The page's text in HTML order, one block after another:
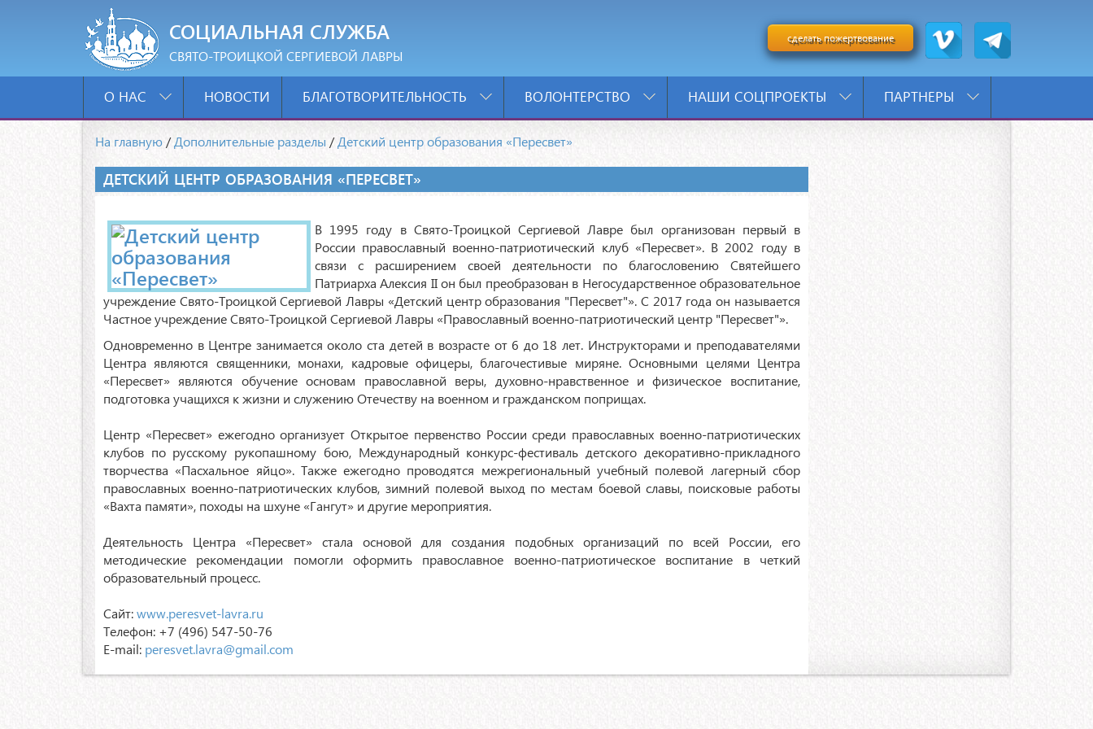
СОЦИАЛЬНАЯ СЛУЖБА
СВЯТО-ТРОИЦКОЙ СЕРГИЕВОЙ ЛАВРЫ
сделать пожертвование
О НАС НОВОСТИ БЛАГОТВОРИТЕЛЬНОСТЬ ВОЛОНТЕРСТВО НАШИ СОЦПРОЕКТЫ ПАРТНЕРЫ
На главную /Дополнительные разделы /Детский центр образования «Пересвет»
ДЕТСКИЙ ЦЕНТР ОБРАЗОВАНИЯ «ПЕРЕСВЕТ»
В 1995 году в Свято-Троицкой Сергиевой Лавре был организован первый в
России православный военно-патриотический клуб «Пересвет». В 2002 году в
связи с расширением своей деятельности по благословению Святейшего
Патриарха Алексия II он был преобразован в Негосударственное образовательное
учреждение Свято-Троицкой Сергиевой Лавры «Детский центр образования "Пересвет"». С 2017 года он называется
Частное учреждение Свято-Троицкой Сергиевой Лавры «Православный военно-патриотический центр "Пересвет"».
Одновременно в Центре занимается около ста детей в возрасте от 6 до 18 лет. Инструкторами и преподавателями
Центра являются священники, монахи, кадровые офицеры, благочестивые миряне. Основными целями Центра
«Пересвет» являются обучение основам православной веры, духовно-нравственное и физическое воспитание,
подготовка учащихся к жизни и служению Отечеству на военном и гражданском поприщах.
Центр «Пересвет» ежегодно организует Открытое первенство России среди православных военно-патриотических
клубов по русскому рукопашному бою, Международный конкурс-фестиваль детского декоративно-прикладного
творчества «Пасхальное яйцо». Также ежегодно проводятся межрегиональный учебный полевой лагерный сбор
православных военно-патриотических клубов, зимний полевой выход по местам боевой славы, поисковые работы
«Вахта памяти», походы на шхуне «Гангут» и другие мероприятия.
Деятельность Центра «Пересвет» стала основой для создания подобных организаций по всей России, его
методические рекомендации помогли оформить православное военно-патриотическое воспитание в четкий
образовательный процесс.
Сайт:www.peresvet-lavra.ru
Телефон: +7 (496) 547-50-76
E-mail: peresvet.lavra@gmail.com